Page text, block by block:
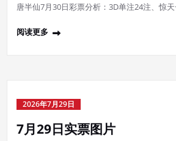
唐半仙7月30日彩票分析：3D单注24注、惊
阅读更多
2026年7月29日
7月29日实票图片